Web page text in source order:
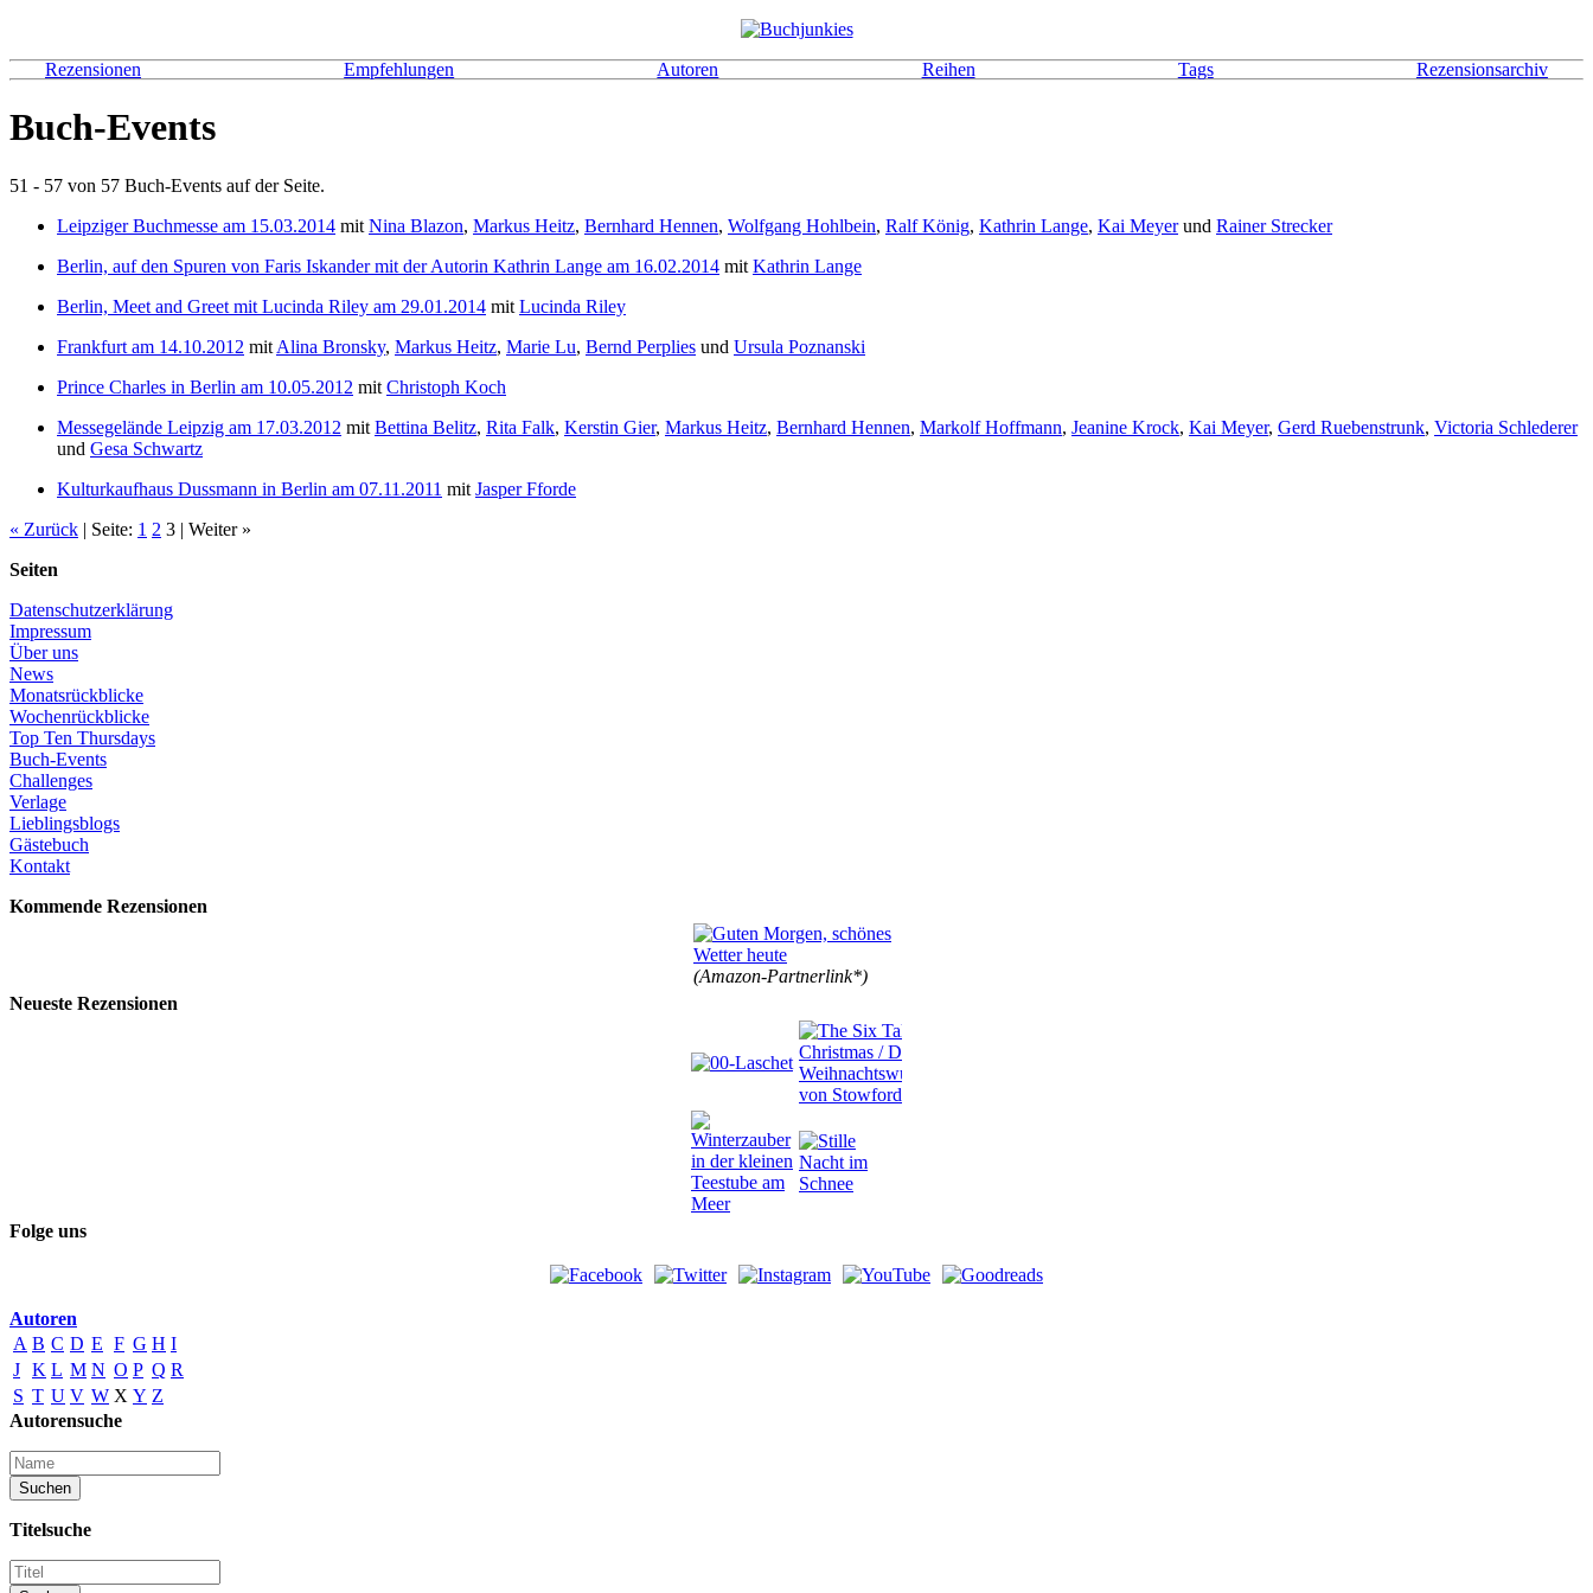
Rezensionen Empfehlungen Autoren Reihen Tags Rezensionsarchiv
Buch-Events
51 - 57 von 57 Buch-Events auf der Seite.
Leipziger Buchmesse am 15.03.2014 mit Nina Blazon, Markus Heitz, Bernhard Hennen, Wolfgang Hohlbein, Ralf König, Kathrin Lange, Kai Meyerund Rainer Strecker
Berlin, auf den Spuren von Faris Iskander mit der Autorin Kathrin Lange am 16.02.2014 mit Kathrin Lange
Berlin, Meet and Greet mit Lucinda Riley am 29.01.2014 mit Lucinda Riley
Frankfurt am 14.10.2012 mit Alina Bronsky, Markus Heitz, Marie Lu, Bernd Perplies und Ursula Poznanski
Prince Charles in Berlin am 10.05.2012 mit Christoph Koch
Messegelände Leipzig am 17.03.2012 mit Bettina Belitz, Rita Falk, Kerstin Gier, Markus Heitz, Bernhard Hennen, Markolf Hoffmann, Jeanine Krock, Kai Meyer, Gerd Ruebenstrunk, Victoria Schlederer
und Gesa Schwartz
Kulturkaufhaus Dussmann in Berlin am 07.11.2011 mit Jasper Fforde
« Zurück | Seite: 1 2 3 | Weiter »
Seiten
Datenschutzerklärung
Impressum
Über uns
News
Monatsrückblicke
Wochenrückblicke
Top Ten Thursdays
Buch-Events
Challenges
Verlage
Lieblingsblogs
Gästebuch
Kontakt
Kommende Rezensionen
(Amazon-Partnerlink*)
Neueste Rezensionen
Folge uns
Autoren
A B C D E F G H I
J K L M N O P Q R
S T U V W X Y Z
Autorensuche
Titelsuche